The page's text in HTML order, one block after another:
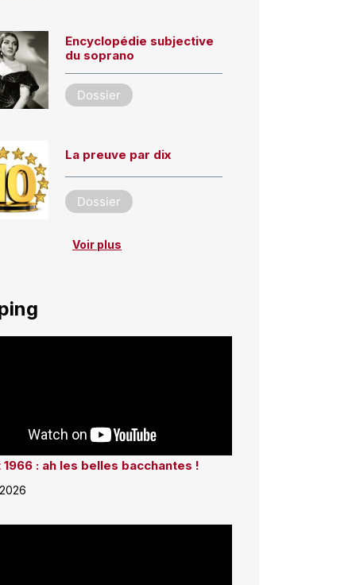
Encyclopédie subjective
du soprano
Dossier
La preuve par dix
Dossier
Voir plus
1966 : ah les belles bacchantes !